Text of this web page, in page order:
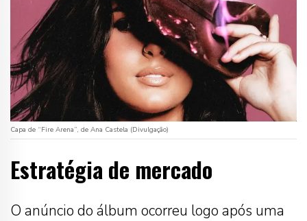
Capa de “Fire Arena”, de Ana Castela (Divulgação)
Estratégia de mercado
O anúncio do álbum ocorreu logo após uma